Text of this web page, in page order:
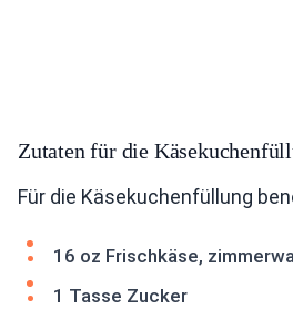
Zutaten für die
Für die Käsekuchenfüllung
16 oz Frischkäse,
1 Tasse Zucker